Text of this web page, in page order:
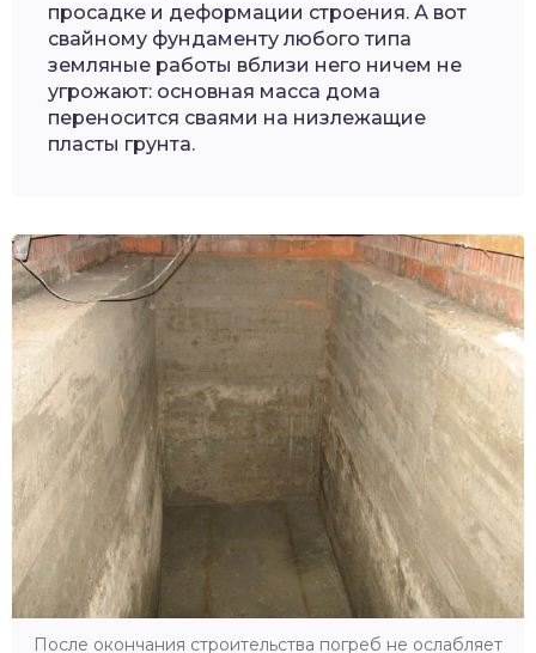
просадке и деформации строения. А вот
свайному фундаменту любого типа
земляные работы вблизи него ничем не
угрожают: основная масса дома
переносится сваями на низлежащие
пласты грунта.
После окончания строительства погреб не ослабляет